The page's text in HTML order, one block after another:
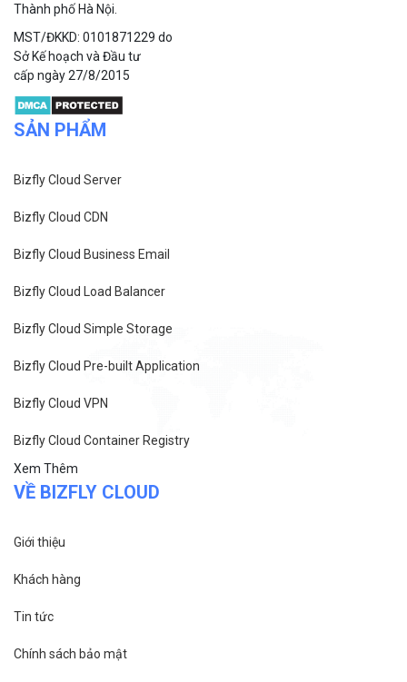
Thành phố Hà Nội.
MST/ĐKKD: 0101871229 do
Sở Kế hoạch và Đầu tư
cấp ngày 27/8/2015
SẢN PHẨM
Bizfly Cloud Server
Bizfly Cloud CDN
Bizfly Cloud Business Email
Bizfly Cloud Load Balancer
Bizfly Cloud Simple Storage
Bizfly Cloud Pre-built Application
Bizfly Cloud VPN
Bizfly Cloud Container Registry
Xem Thêm
VỀ BIZFLY CLOUD
Giới thiệu
Khách hàng
Tin tức
Chính sách bảo mật